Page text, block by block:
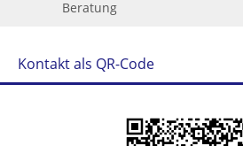
Beratung
Kontakt als QR-Code